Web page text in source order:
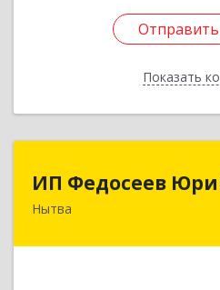
Отправить
Показать
Отправить
ИП Федосеев
Нытва
ИП Федосеев